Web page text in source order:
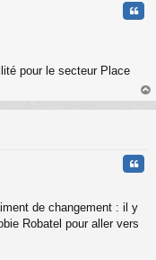
pour le secteur Place
au
de changement : il y
Robatel pour aller vers